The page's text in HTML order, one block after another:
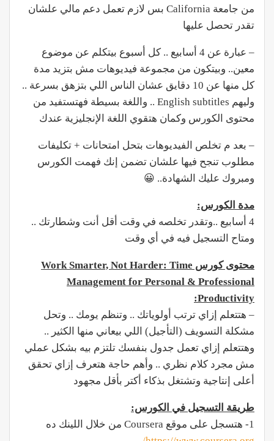
من جامعة California بس لازم تعمل دعم مالي علشان
تقدر تحصل عليها
– عبارة عن 4 أسابيع .. كل أسبوع بيتكلم عن موضوع
معين.. وبيتكون من مجموعة فيديوهات مش بتزيد مدة
كل منها عن 10 دقايق عشان الناس اللي بتزهق بسرعة ..
وليهم English subtitles .. واللغة بسيطة فهتستفيد من
محتوى الكورس وكمان هتقوي اللغة الإنجليزية عندك
– بعد م تخلص الفيديوهات بتحل امتحانات + تكليفات
مطلوب تنجح فيها علشان تضمن إنك فهمت الكورس
ومبروك عليك الشهادة.. 😀
مدة الكورس:
4 أسابيع ..وتقدر تخلصه في وقت أقل أنت وشطارتك ..
ومتاح التسجيل فيه في أي وقت
محتوى كورس Work Smarter, Not Harder: Time
Management for Personal & Professional
Productivity:
– هتتعلم إزاي ترتب أولوياتك .. وتنظم يومك .. وتحل
مشكلة التسويف (التأجيل) اللي بيعاني منها الكثير ..
وهتتعلم إزاي تعمل جدول بنفسك تلتزم بيه بشكل عملي
مش مجرد كلام نظري .. وأهم حاجة هتعرف إزاي تحقق
أعلى إنتاجية وتشتغل بذكاء أكتر بأقل مجهود
طريقة التسجيل في الكورس:
1- هتسجل على موقع Coursera من خلال اللينك ده